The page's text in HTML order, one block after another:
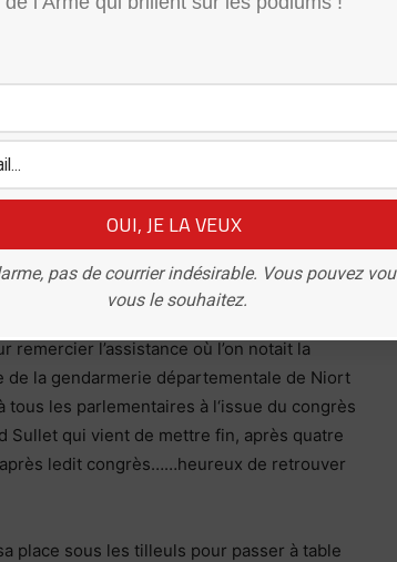
l’assistance où l’on notait la
de la gendarmerie départementale de Niort
les parlementaires à l‘issue du congrès
Sullet qui vient de mettre fin, après quatre
ledit congrès……heureux de retrouver
place sous les tilleuls pour passer à table
pas de courrier indésirable. Vous pouvez
vous le souhaitez.